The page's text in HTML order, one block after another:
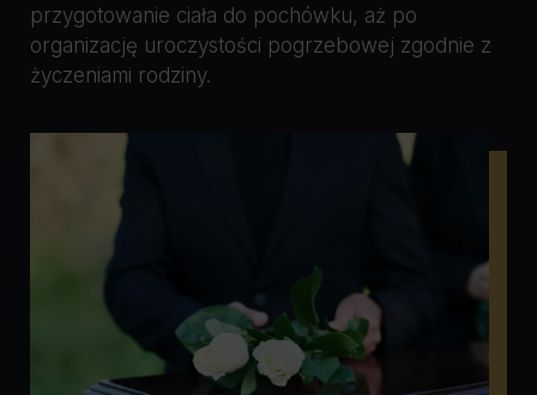
przygotowanie ciała do pochówku, aż po
organizację uroczystości pogrzebowej zgodnie z
życzeniami rodziny.